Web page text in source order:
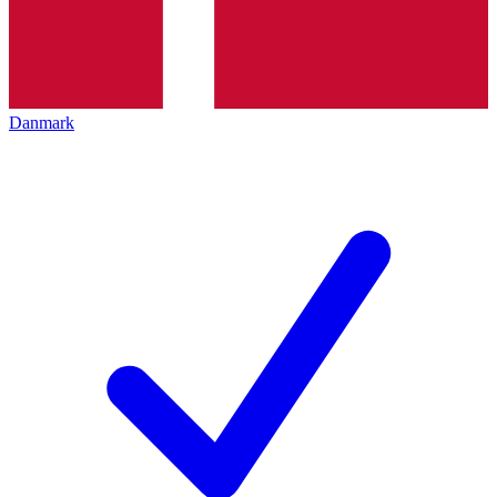
Danmark